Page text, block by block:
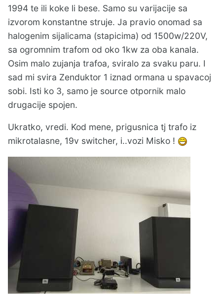
1994 te ili koke li bese. Samo su varijacije sa
izvorom konstantne struje. Ja pravio onomad sa
halogenim sijalicama (stapicima) od 1500w/220V,
sa ogromnim trafom od oko 1kw za oba kanala.
Osim malo zujanja trafoa, sviralo za svaku paru. I
sad mi svira Zenduktor 1 iznad ormana u spavacoj
sobi. Isti ko 3, samo je source otpornik malo
drugacije spojen.
Ukratko, vredi. Kod mene, prigusnica tj trafo iz
mikrotalasne, 19v switcher, i..vozi Misko !